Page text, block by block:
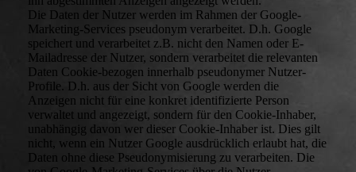
Die Daten der Nutzer werden im Rahmen der Google-
Marketing-Services pseudonym verarbeitet. D.h. Google
speichert und verarbeitet z.B. nicht den Namen oder E-
Mailadresse der Nutzer, sondern verarbeitet die relevanten
Daten Cookie-bezogen innerhalb pseudonymer Nutzer-
Profile. D.h. aus der Sicht von Google werden die
Anzeigen nicht für eine konkret identifizierte Person
verwaltet und angezeigt, sondern für den Cookie-Inhaber,
unabhängig davon wer dieser Cookie-Inhaber ist. Dies gilt
nicht, wenn ein Nutzer Google ausdrücklich erlaubt hat, die
Daten ohne diese Pseudonymisierung zu verarbeiten. Die